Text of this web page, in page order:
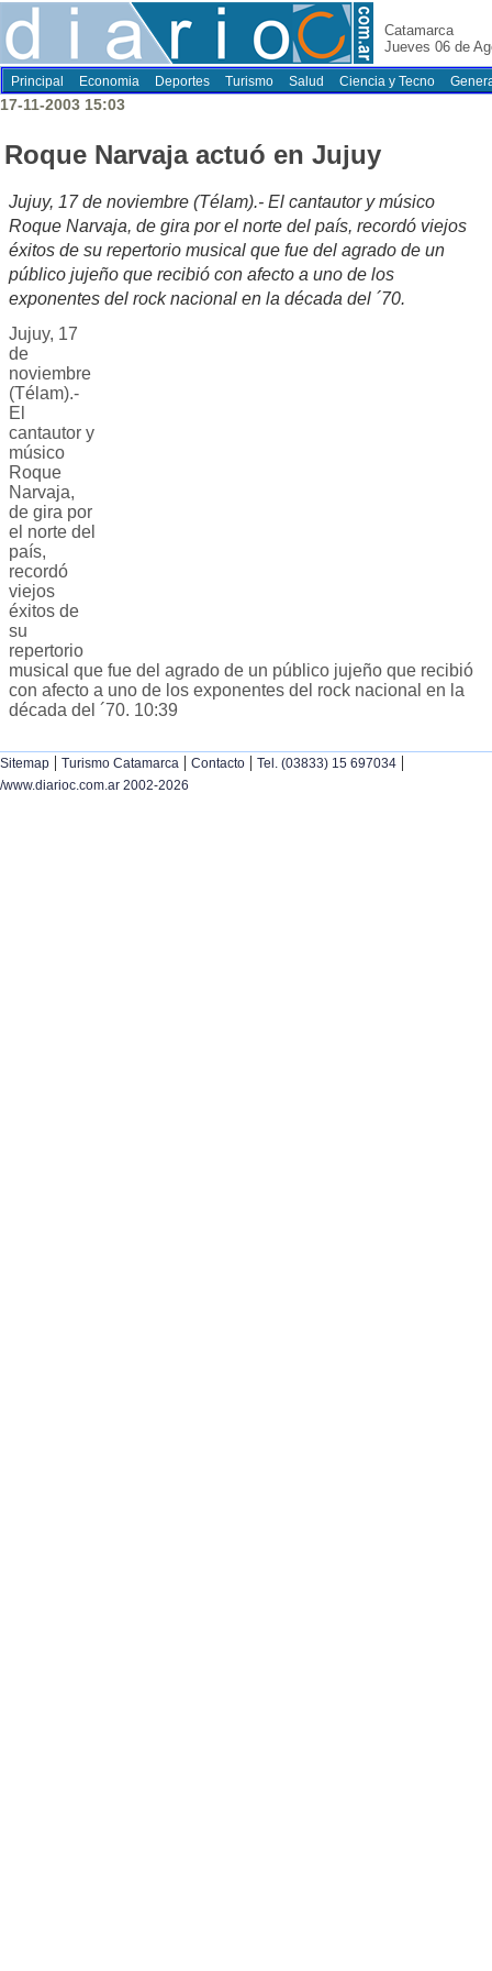
Catamarca
Jueves 06 de
Principal Economia Deportes Turismo Salud Ciencia y Tecno
17-11-2003 15:03
Roque Narvaja actuó en Jujuy
Jujuy, 17 de noviembre (Télam).- El cantautor y músico
Roque Narvaja, de gira por el norte del país, recordó viejos
éxitos de su repertorio musical que fue del agrado de un
público jujeño que recibió con afecto a uno de los
exponentes del rock nacional en la década del ´70.
Jujuy, 17
de
noviembre
(Télam).-
El
cantautor y
músico
Roque
Narvaja,
de gira por
el norte del
país,
recordó
viejos
éxitos de
su
repertorio
musical que fue del agrado de un público jujeño que recibió
con afecto a uno de los exponentes del rock nacional en la
década del ´70. 10:39
Sitemap | Turismo Catamarca | Contacto | Tel. (03833) 15 697034 |
/www.diarioc.com.ar 2002-2026